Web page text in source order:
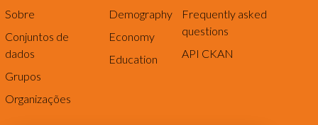
Sobre
Conjuntos de
dados
Grupos
Organizações
Demography
Economy
Education
Frequently asked
questions
API CKAN